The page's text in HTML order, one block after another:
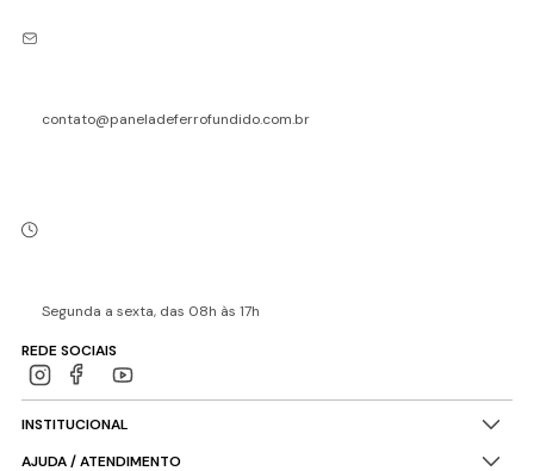
contato@paneladeferrofundido.com.br
Segunda a sexta, das 08h às 17h
REDE SOCIAIS
INSTITUCIONAL
AJUDA / ATENDIMENTO